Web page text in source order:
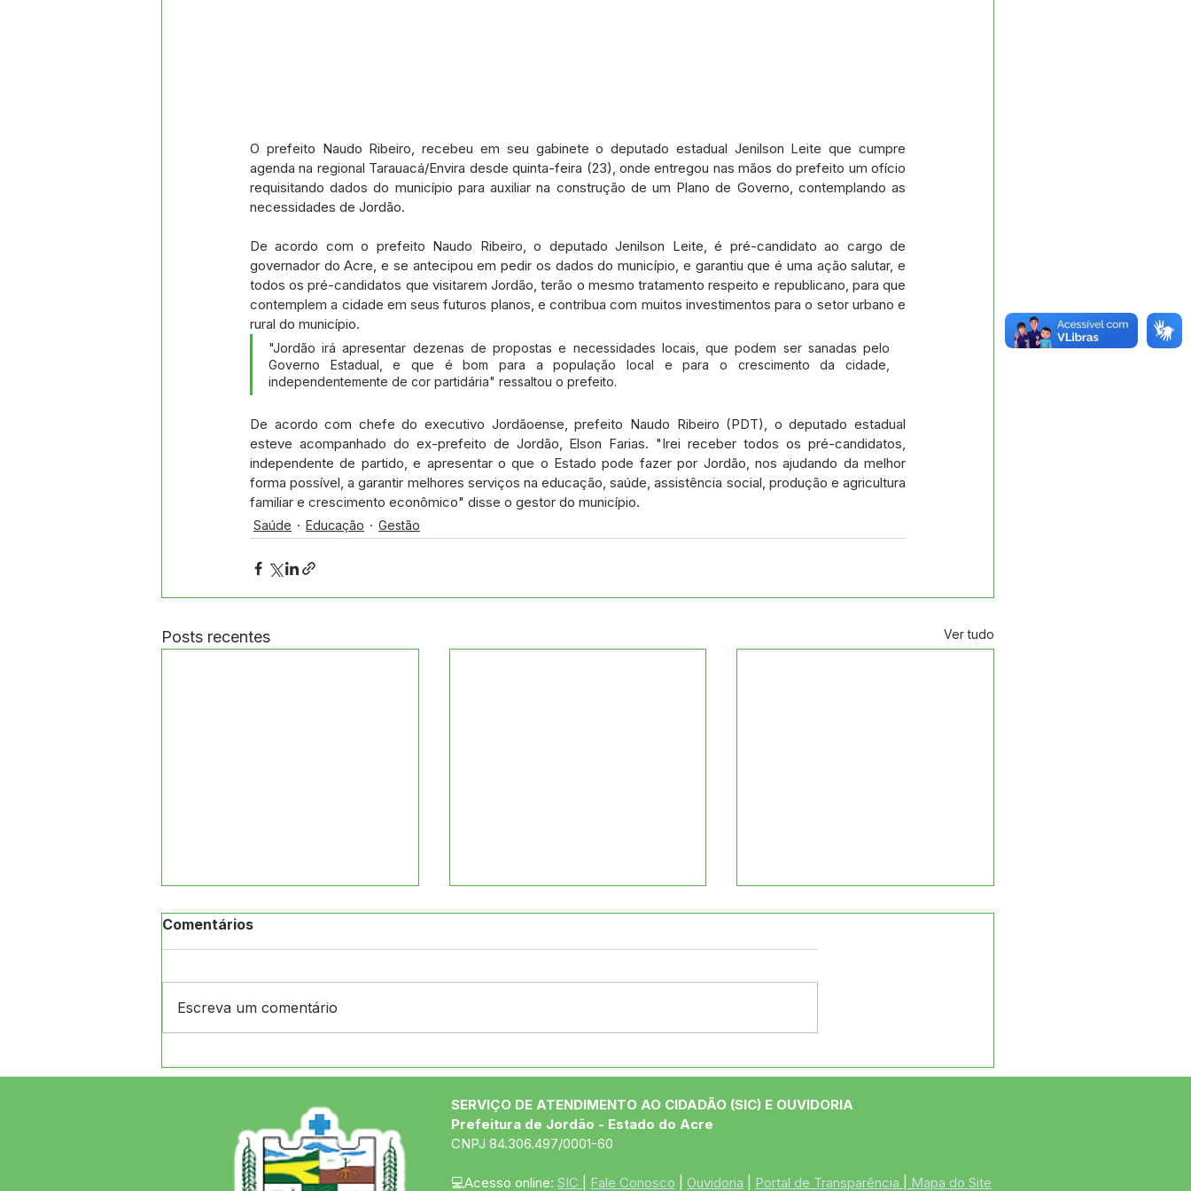
O prefeito Naudo Ribeiro, recebeu em seu gabinete o deputado estadual Jenilson Leite que cumpre
agenda na regional Tarauacá/Envira desde quinta-feira (23), onde entregou nas mãos do prefeito um ofício
requisitando dados do município para auxiliar na construção de um Plano de Governo, contemplando as
necessidades de Jordão.
De acordo com o prefeito Naudo Ribeiro, o deputado Jenilson Leite, é pré-candidato ao cargo de
governador do Acre, e se antecipou em pedir os dados do município, e garantiu que é uma ação salutar, e
todos os pré-candidatos que visitarem Jordão, terão o mesmo tratamento respeito e republicano, para que
contemplem a cidade em seus futuros planos, e contribua com muitos investimentos para o setor urbano e
rural do município.
"Jordão irá apresentar dezenas de propostas e necessidades locais, que podem ser sanadas pelo
Governo Estadual, e que é bom para a população local e para o crescimento da cidade,
independentemente de cor partidária" ressaltou o prefeito.
De acordo com chefe do executivo Jordãoense, prefeito Naudo Ribeiro (PDT), o deputado estadual
esteve acompanhado do ex-prefeito de Jordão, Elson Farias. "Irei receber todos os pré-candidatos,
independente de partido, e apresentar o que o Estado pode fazer por Jordão, nos ajudando da melhor
forma possível, a garantir melhores serviços na educação, saúde, assistência social, produção e agricultura
familiar e crescimento econômico" disse o gestor do município.
Saúde Educação Gestão
Posts recentes Ver tudo
JORDÃO!
abertura da 7ª
Conferência Municipal de
Saúde em Jordão
Executivo e Legislativo se
Reúnem para Alinhar
Ações em Prol do
Comentários
Escreva um comentário
SERVIÇO DE ATENDIMENTO AO CIDADÃO (SIC) E OUVIDORIA
Prefeitura de Jordão - Estado do Acre
CNPJ 84.306.497/0001-60
💻Acesso online: SIC Fale Conosco Ouvidoria Portal de Transparência Mapa do Site